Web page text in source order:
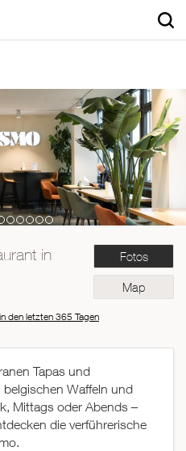
Fotos
Map
in
den letzten 365 Tagen
Tapas und
Waffeln und
Mittags oder Abends –
die verführerische